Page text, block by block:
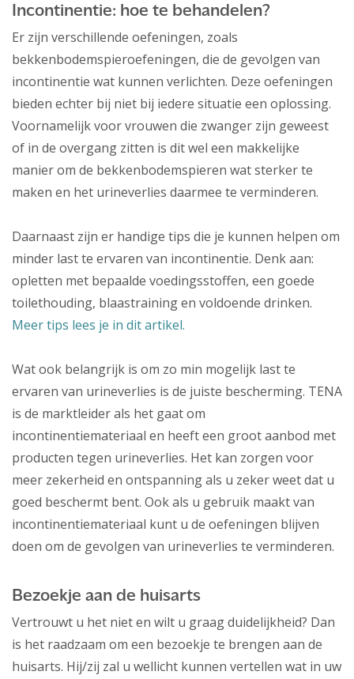
Incontinentie: hoe te behandelen?
Er zijn verschillende oefeningen, zoals
bekkenbodemspieroefeningen, die de gevolgen van
incontinentie wat kunnen verlichten. Deze oefeningen
bieden echter bij niet bij iedere situatie een oplossing.
Voornamelijk voor vrouwen die zwanger zijn geweest
of in de overgang zitten is dit wel een makkelijke
manier om de bekkenbodemspieren wat sterker te
maken en het urineverlies daarmee te verminderen.
Daarnaast zijn er handige tips die je kunnen helpen om
minder last te ervaren van incontinentie. Denk aan:
opletten met bepaalde voedingsstoffen, een goede
toilethouding, blaastraining en voldoende drinken.
Meer tips lees je in dit artikel.
Wat ook belangrijk is om zo min mogelijk last te
ervaren van urineverlies is de juiste bescherming. TENA
is de marktleider als het gaat om
incontinentiemateriaal en heeft een groot aanbod met
producten tegen urineverlies. Het kan zorgen voor
meer zekerheid en ontspanning als u zeker weet dat u
goed beschermt bent. Ook als u gebruik maakt van
incontinentiemateriaal kunt u de oefeningen blijven
doen om de gevolgen van urineverlies te verminderen.
Bezoekje aan de huisarts
Vertrouwt u het niet en wilt u graag duidelijkheid? Dan
is het raadzaam om een bezoekje te brengen aan de
huisarts. Hij/zij zal u wellicht kunnen vertellen wat in uw